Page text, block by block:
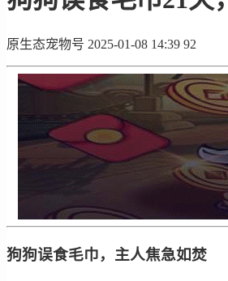
原生态宠物号 2025-01-08 14:39 92
狗狗误食毛巾，主人焦急如焚